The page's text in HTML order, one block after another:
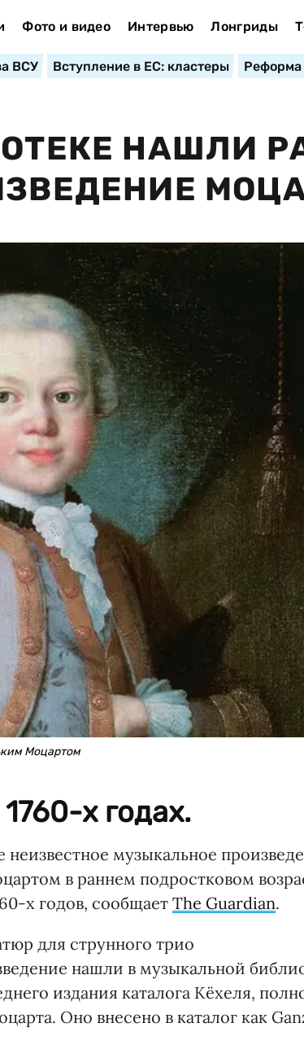
Фото и видео Интервью Лонгриды
ВСУ Вступление в ЕС: кластеры
НАШЛИ
Моцартом
х годах.
музыкальное
в раннем подростковом
х годов, сообщает The Guardian.
для струнного трио
нашли в музыкальной
издания каталога Кёхеля,
Оно внесено в каталог как